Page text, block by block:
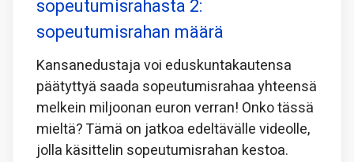
sopeutumisrahasta 2:
sopeutumisrahan määrä
Kansanedustaja voi eduskuntakautensa
päätyttyä saada sopeutumisrahaa yhteensä
melkein miljoonan euron verran! Onko tässä
mieltä? Tämä on jatkoa edeltävälle videolle,
jolla käsittelin sopeutumisrahan kestoa.